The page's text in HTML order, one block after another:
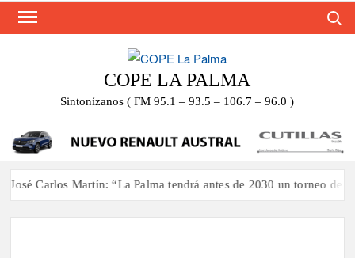
COPE LA PALMA
Sintonízanos ( FM 95.1 – 93.5 – 106.7 – 96.0 )
Carlos Martín: “La Palma tendrá antes de 2030 un torneo de